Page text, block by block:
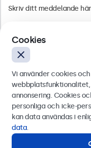
Olof Palmesgata
Svenska
Cookies
Vi använder cookies
webbplatsfunktionalitet,
annonsering. Cookies
personliga och icke-
kan data användas i
data.